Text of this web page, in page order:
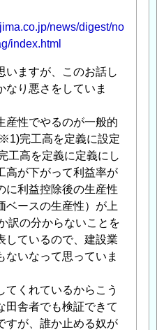
news/digest/no
index.html
いますが、このお話し
なり悪さをしていま
産性でやるのが一般的
完工高を定義に設定
工高を定義に定義にし
高が下がって利益率が
に利益控除後の生産性
ベースの生産性）が上
訳の分からないことを
しているので、建設業
ないなって思っていま
くれているからこう
田舎者でも検証できて
すが、誰か止める奴が